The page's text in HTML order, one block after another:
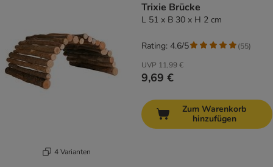
4 Varianten
Trixie Brücke
L 51 x B 30 x H 2 cm
UVP 11,99 €
9,69 €
Rating: 4.6/5 (55)
Zum Warenkorb
hinzufügen